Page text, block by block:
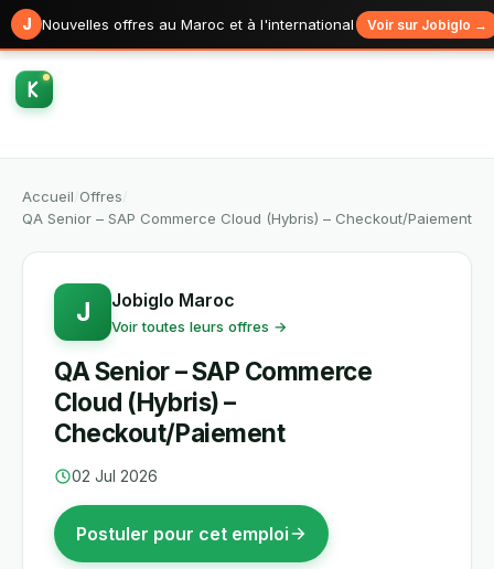
J Nouvelles offres au Maroc et à l'international Voir sur Jobiglo →
Accueil Offres
QA Senior – SAP Commerce Cloud (Hybris) – Checkout/Paiement
J Jobiglo Maroc
Voir toutes leurs offres →
QA Senior – SAP Commerce
Cloud (Hybris) –
Checkout/Paiement
02 Jul 2026
Postuler pour cet emploi